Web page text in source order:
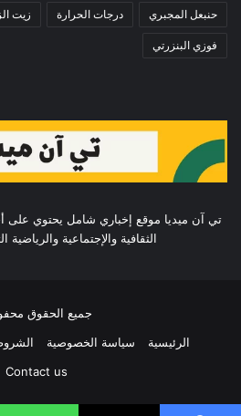
حنبعل المجبري درجات الحرارة زيت
فوزي البنزرتي
تي آن ميديا موقع إخباري شامل يحتوي
الثقافية والإجتماعية والرياضية
جميع الحقوق
الرئيسية
سياسة الخصوصية
Contact us